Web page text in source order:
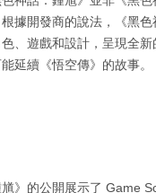
據開發商的說法，《黑色
、遊戲和設計，呈現全新
延續《悟空傳》的故事。
》的公開展示了 Game